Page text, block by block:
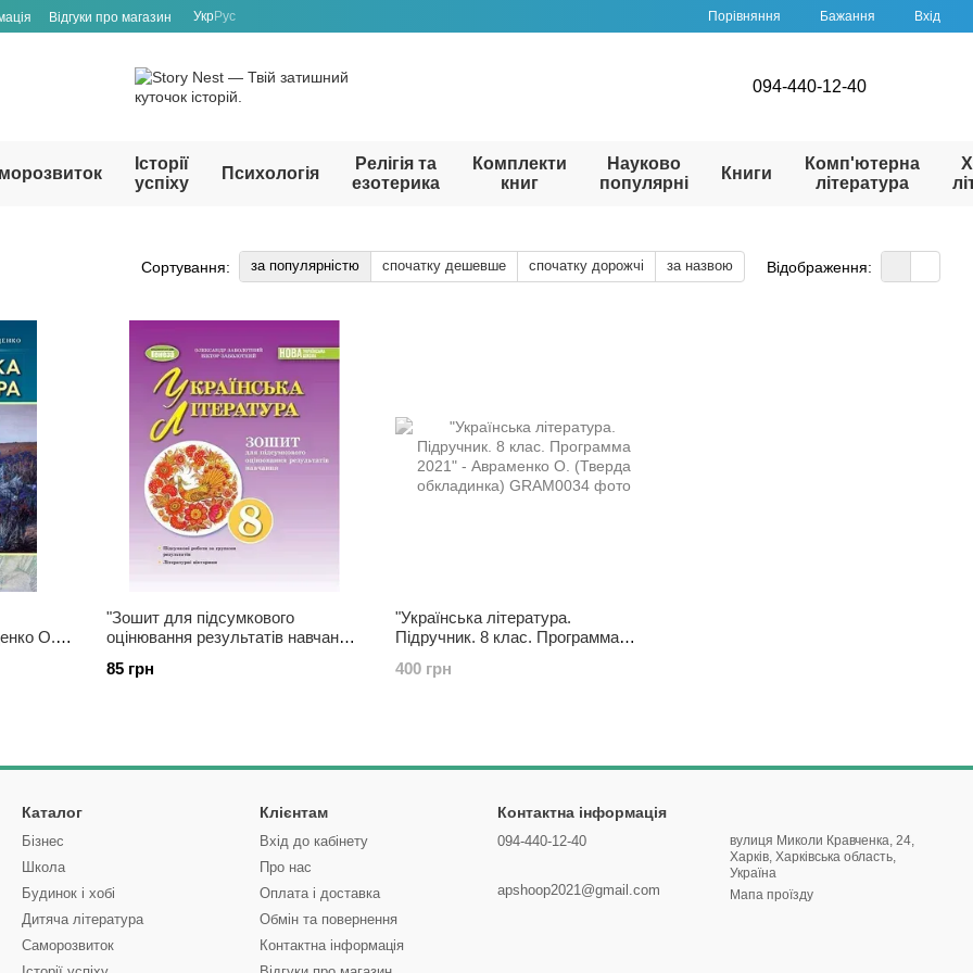
Відгуки про магазин УкрРус Порівняння Бажання Вхід
094-440-12-40
Історії
успіху
Психологія
Релігія та
езотерика
Комплекти
книг
Науково
популярні
Книги
Комп'ютерна
література
Сортування: за популярністю спочатку дешевше спочатку дорожчі за назвою Відображення:
О.
"Зошит для підсумкового
оцінювання результатів навчання.
НУШ" - Заболотний О.,
85 грн
"Українська література.
Підручник. 8 клас. Программа
обкладинка)
400 грн
Каталог
Бізнес
Школа
Будинок і хобі
Дитяча література
Саморозвиток
Клієнтам
Вхід до кабінету
Про нас
Оплата і доставка
Обмін та повернення
Контактна інформація
Контактна інформація
094-440-12-40
apshoop2021@gmail.com
вулиця Миколи Кравченка, 24,
Харків, Харківська область,
Україна
Мапа проїзду